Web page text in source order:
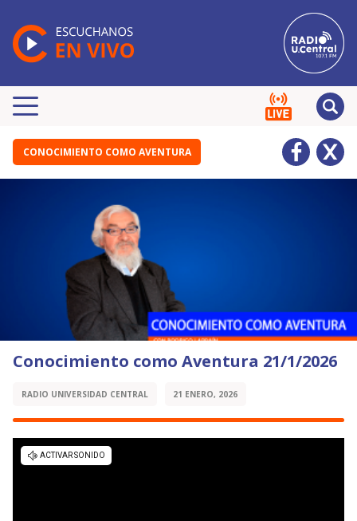
CONOCIMIENTO COMO AVENTURA
Conocimiento como Aventura 21/1/2026
RADIO UNIVERSIDAD CENTRAL 21 ENERO, 2026